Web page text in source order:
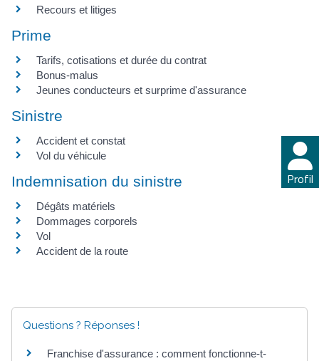
Profil
Recours et litiges
Prime
Tarifs, cotisations et durée du contrat
Bonus-malus
Jeunes conducteurs et surprime d'assurance
Sinistre
Accident et constat
Vol du véhicule
Indemnisation du sinistre
Dégâts matériels
Dommages corporels
Vol
Accident de la route
Questions ? Réponses !
Franchise d'assurance : comment fonctionne-t-